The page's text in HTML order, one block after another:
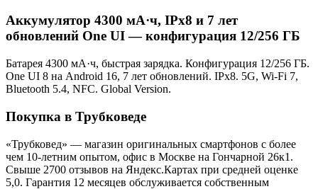
Аккумулятор 4300 мА·ч, IPx8 и 7 лет
обновлений One UI — конфигурация 12/256 ГБ
Батарея 4300 мА·ч, быстрая зарядка. Конфигурация 12/256 ГБ.
One UI 8 на Android 16, 7 лет обновлений. IPx8. 5G, Wi-Fi 7,
Bluetooth 5.4, NFC. Global Version.
Покупка в Трубковеде
«Трубковед» — магазин оригинальных смартфонов с более
чем 10-летним опытом, офис в Москве на Гончарной 26к1.
Свыше 2700 отзывов на Яндекс.Картах при средней оценке
5,0. Гарантия 12 месяцев обслуживается собственным